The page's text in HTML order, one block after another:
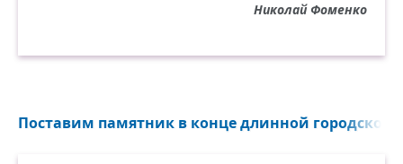
Николай Фоменко
Поставим памятник в конце длинной городской